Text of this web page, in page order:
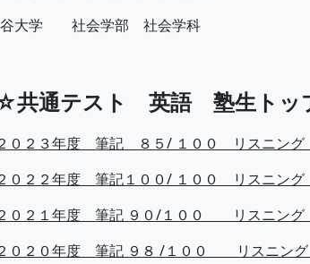
大学 社会学部 社会学科
共通テスト 英語 塾生トッ
０２３年度 筆記 ８５/ １００ リスニン
０２２年度 筆記１００/ １００ リスニン
０２１年度 筆記 ９０/１００ リスニング
０２０年度 筆記 ９８ /１００ リスニン